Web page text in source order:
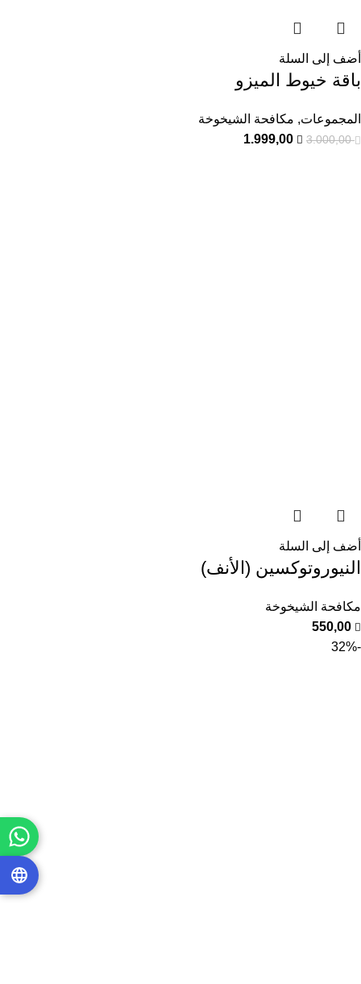
أضف إلى السلة
باقة خيوط الميزو
المجموعات, مكافحة الشيخوخة
3.000,00
1.999,00
أضف إلى السلة
النيوروتوكسين (الأنف)
مكافحة الشيخوخة
550,00
-32%